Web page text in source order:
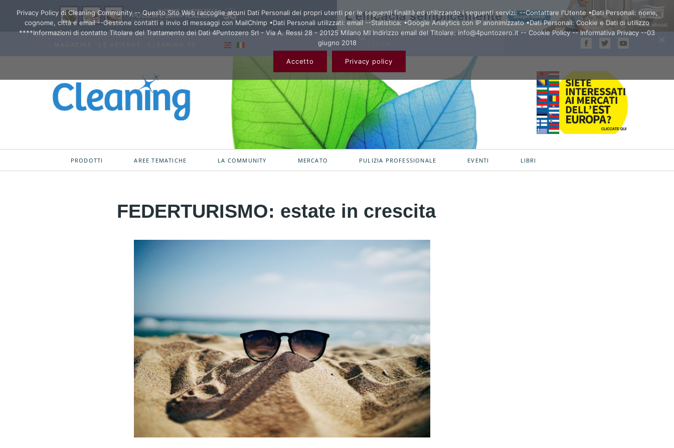
PRODOTTI AREE TEMATICHE LA COMMUNITY MERCATO PULIZIA PROFESSIONALE EVENTI LIBRI
FEDERTURISMO: estate in crescita
Privacy Policy di Cleaning Community -- Questo Sito Web raccoglie alcuni Dati Personali dei propri utenti per le seguenti finalità ed utilizzando i seguenti servizi: --Contattare l'Utente •Dati Personali: nome,
cognome, città e email --Gestione contatti e invio di messaggi con MailChimp •Dati Personali utilizzati: email --Statistica: •Google Analytics con IP anonimizzato •Dati Personali: Cookie e Dati di utilizzo
****Informazioni di contatto Titolare del Trattamento dei Dati 4Puntozero Srl - Via A. Ressi 28 - 20125 Milano MI Indirizzo email del Titolare: info@4puntozero.it -- Cookie Policy -- Informativa Privacy --03
giugno 2018
Accetto Privacy policy